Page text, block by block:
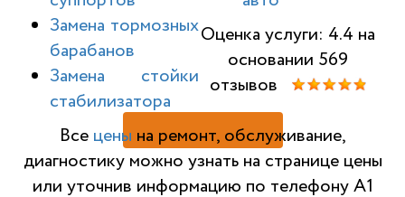
Замена тормозных
барабанов
Замена стойки
стабилизатора
Все цены на ремонт, обслуживание,
диагностику можно узнать на странице цены
или уточнив информацию по телефону A1
Оценка услуги: 4.4 на
основании 569
отзывов